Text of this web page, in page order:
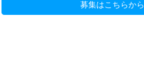
募集はこちらから